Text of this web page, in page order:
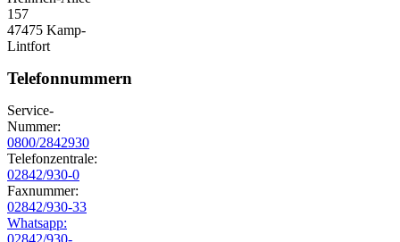
157
47475 Kamp-
Lintfort
Telefonnummern
Service-
Nummer:
0800/2842930
Telefonzentrale:
02842/930-0
Faxnummer:
02842/930-33
Whatsapp:
02842/930-